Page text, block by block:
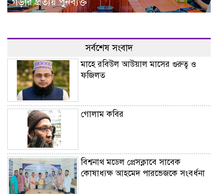
সর্বশেষ সংবাদ
মাহে রবিউল আউয়াল মাসের গুরুত্ব ও
ফজিলত
গোলাম কবির
বিশ্বনাথ মডেল প্রেসক্লাবে সাবেক
কোষাধ্যক্ষ আহমেদ পারভেজকে সংবর্ধনা